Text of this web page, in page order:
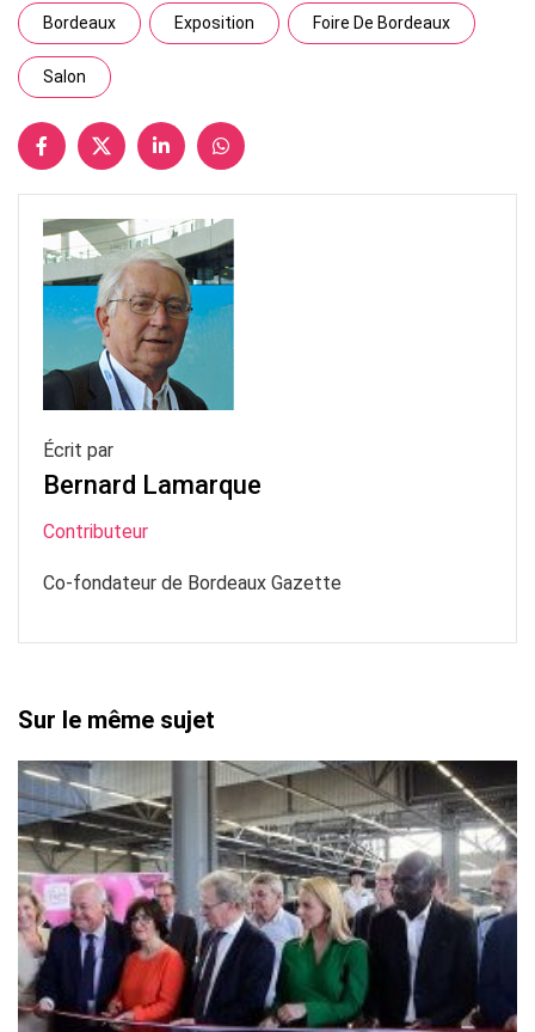
Bordeaux Exposition Foire De Bordeaux
Salon
Écrit par
Bernard Lamarque
Contributeur
Co-fondateur de Bordeaux Gazette
Sur le même sujet